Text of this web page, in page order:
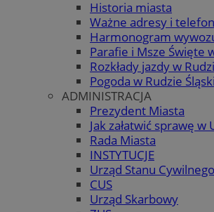
Historia miasta
Ważne adresy i
Harmonogram
Parafie i Msze Święte
Rozkłady jazdy w
Pogoda w Rudzie
ADMINISTRACJA
Prezydent Miasta
Jak załatwić sprawę w
Rada Miasta
INSTYTUCJE
Urząd Stanu Cywilnego
CUS
Urząd Skarbowy